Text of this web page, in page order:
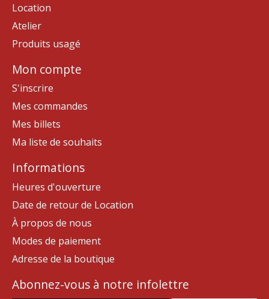
Location
Atelier
Produits usagé
Mon compte
S'inscrire
Mes commandes
Mes billets
Ma liste de souhaits
Informations
Heures d'ouverture
Date de retour de Location
À propos de nous
Modes de paiement
Adresse de la boutique
Abonnez-vous à notre infolettre